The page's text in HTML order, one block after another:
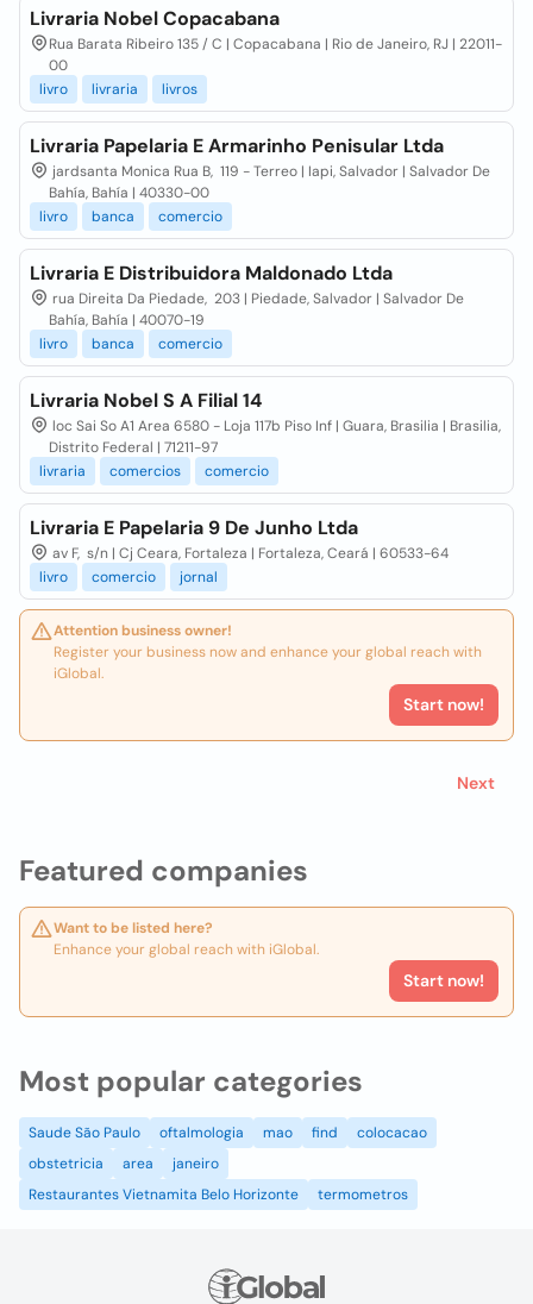
Featured companies
Want to be listed here?
Enhance your global reach with iGlobal.
Start now!
Livraria Nobel Copacabana
Rua Barata Ribeiro 135 / C | Copacabana | Rio de Janeiro, RJ | 22011-
00
livro
livraria livros
Livraria Papelaria E Armarinho Penisular Ltda
jardsanta Monica Rua B, 119 - Terreo | Iapi, Salvador | Salvador De
Bahía, Bahía | 40330-00
livro
banca comercio
Livraria E Distribuidora Maldonado Ltda
rua Direita Da Piedade, 203 | Piedade, Salvador | Salvador De
Bahía, Bahía | 40070-19
livro
banca comercio
Livraria Nobel S A Filial 14
loc Sai So A1 Area 6580 - Loja 117b Piso Inf | Guara, Brasilia | Brasilia,
Distrito Federal | 71211-97
livraria
comercios comercio
Livraria E Papelaria 9 De Junho Ltda
av F, s/n | Cj Ceara, Fortaleza | Fortaleza, Ceará | 60533-64
livro
comercio jornal
Attention business owner!
Register your business now and enhance your global reach with
iGlobal.
Start now!
Next
Most popular categories
Saude São Paulo oftalmologia mao find
colocacao
obstetricia
area
janeiro
Restaurantes Vietnamita Belo Horizonte
termometros